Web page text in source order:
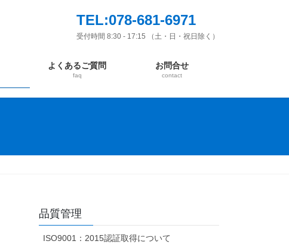
TEL:078-681-6971
受付時間 8:30 - 17:15 （土・日・祝日除く）
よくあるご質問
faq
お問合せ
contact
品質管理
ISO9001：2015認証取得について